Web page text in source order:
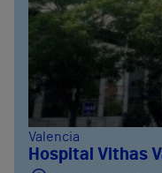
Valencia
Hospital Vithas